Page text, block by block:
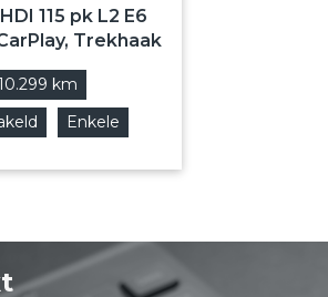
115 pk L2 E6
Trekhaak
km
Enkele